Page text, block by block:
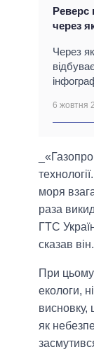
Реверс
через
Через
6 жовтня
моря
раза
ГТС
сказав він.
При цьому
екологи,
висновку,
як